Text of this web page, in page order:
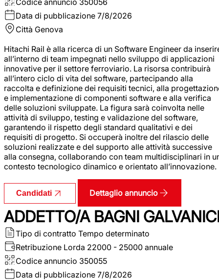
Data di pubblicazione 7/8/2026
Città Genova
Hitachi Rail è alla ricerca di un Software Engineer da
all’interno di team impegnati nello sviluppo di applicazioni
innovative per il settore ferroviario. La risorsa contribuirà
all’intero ciclo di vita del software, partecipando alla
raccolta e definizione dei requisiti tecnici, alla
e implementazione di componenti software e alla verifica
delle soluzioni sviluppate. La figura sarà coinvolta nelle
attività di sviluppo, testing e validazione del software,
garantendo il rispetto degli standard qualitativi e dei
requisiti di progetto. Si occuperà inoltre del rilascio delle
soluzioni realizzate e del supporto alle attività successive
alla consegna, collaborando con team multidisciplinari in
contesto tecnologico dinamico e orientato all’innovazione.
Candidati Dettaglio annuncio
ADDETTO/A BAGNI
Tipo di contratto Tempo determinato
Retribuzione Lorda 22000 - 25000 annuale
Codice annuncio 350055
Data di pubblicazione 7/8/2026